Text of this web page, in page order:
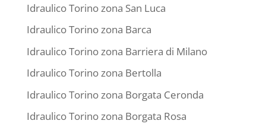
Idraulico Torino zona San Luca
Idraulico Torino zona Barca
Idraulico Torino zona Barriera di Milano
Idraulico Torino zona Bertolla
Idraulico Torino zona Borgata Ceronda
Idraulico Torino zona Borgata Rosa